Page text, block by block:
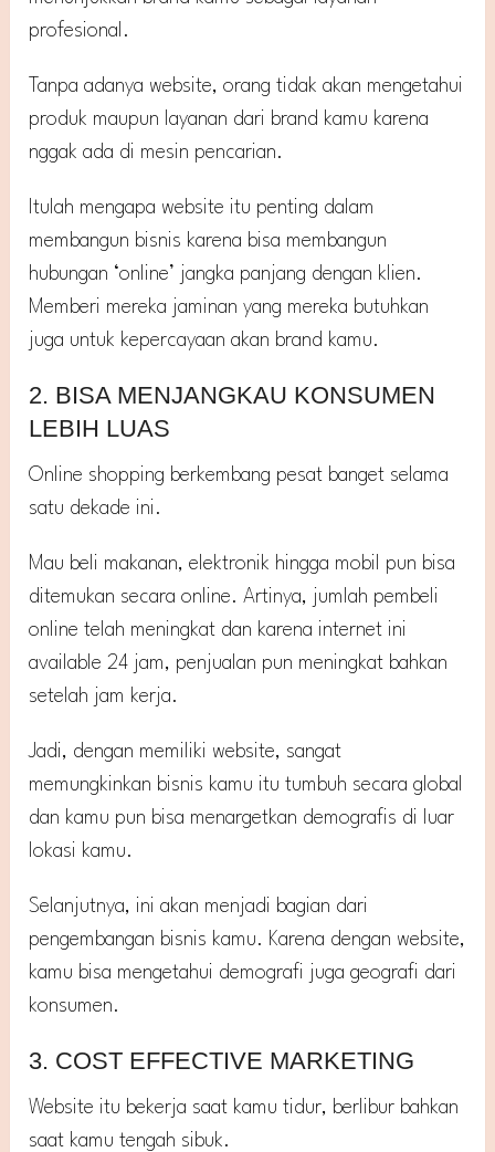
profesional.
Tanpa adanya website, orang tidak akan mengetahui
produk maupun layanan dari brand kamu karena
nggak ada di mesin pencarian.
Itulah mengapa website itu penting dalam
membangun bisnis karena bisa membangun
hubungan ‘online’ jangka panjang dengan klien.
Memberi mereka jaminan yang mereka butuhkan
juga untuk kepercayaan akan brand kamu.
2. BISA MENJANGKAU KONSUMEN
LEBIH LUAS
Online shopping berkembang pesat banget selama
satu dekade ini.
Mau beli makanan, elektronik hingga mobil pun bisa
ditemukan secara online. Artinya, jumlah pembeli
online telah meningkat dan karena internet ini
available 24 jam, penjualan pun meningkat bahkan
setelah jam kerja.
Jadi, dengan memiliki website, sangat
memungkinkan bisnis kamu itu tumbuh secara global
dan kamu pun bisa menargetkan demografis di luar
lokasi kamu.
Selanjutnya, ini akan menjadi bagian dari
pengembangan bisnis kamu. Karena dengan website,
kamu bisa mengetahui demografi juga geografi dari
konsumen.
3. COST EFFECTIVE MARKETING
Website itu bekerja saat kamu tidur, berlibur bahkan
saat kamu tengah sibuk.